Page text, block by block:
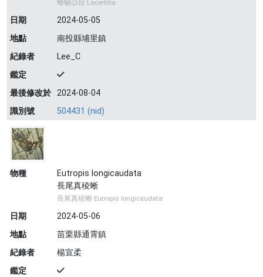
蜥蜴亞目 Lacertilia
日期
2024-05-05
地點
南投縣埔里鎮
紀錄者
Lee_C
鑑定
最後修改於 2024-08-04
識別號
504431 (nid)
物種
Eutropis longicaudata
長尾真稜蜥
長尾真稜蜥 Eutropis longicaudata
日期
2024-05-06
地點
苗栗縣通霄鎮
紀錄者
楊宣柔
鑑定